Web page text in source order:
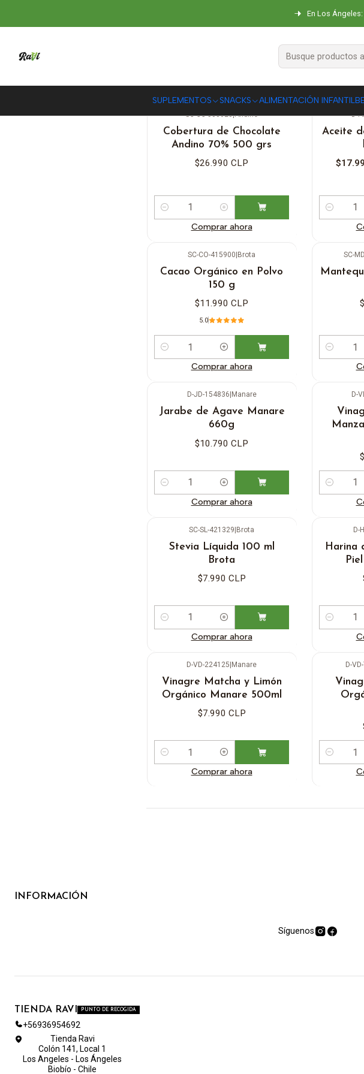
SUPLEMENTOS SNACKS ALIMENTACIÓN INFANTIL
En Los
SC-CC-583623|Andino
Cobertura de Chocolate
Andino 70% 500 grs
$26.990 CLP
Cantidad
Comprar ahora
D-
Aceite
Cantidad
SC-CO-415900|Brota
Cacao Orgánico en Polvo
150 g
$11.990 CLP
5.0
Cantidad
Comprar ahora
SC-
Cantidad
D-JD-154836 Manare
Jarabe de Agave Manare
660g
$10.790 CLP
Cantidad
Comprar ahora
D-
Cantidad
SC-SL-421329|Brota
Stevia Líquida 100 ml
Brota
$7.990 CLP
Cantidad
Comprar ahora
D-
Harina
Cantidad
D-VD-224125|Manare
Vinagre Matcha y Limón
Orgánico Manare 500ml
$7.990 CLP
Cantidad
Comprar ahora
D-
Cantidad
INFORMACIÓN
Síguenos
TIENDA RAVI PUNTO DE RECOGIDA
+56936954692
Tienda Ravi
Colón 141, Local 1
Los Angeles - Los Ángeles
Biobío - Chile